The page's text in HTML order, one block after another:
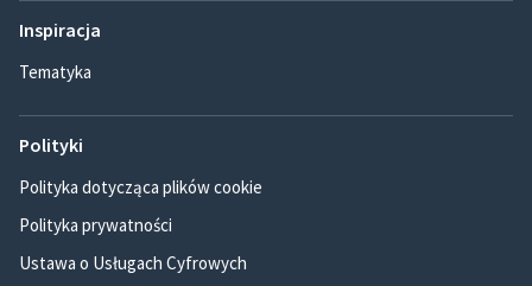
Inspiracja
Tematyka
Polityki
Polityka dotycząca plików cookie
Polityka prywatności
Ustawa o Usługach Cyfrowych